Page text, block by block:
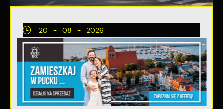
20 - 08 - 2026
Teatralne lato - Zdrowo i kolorowo